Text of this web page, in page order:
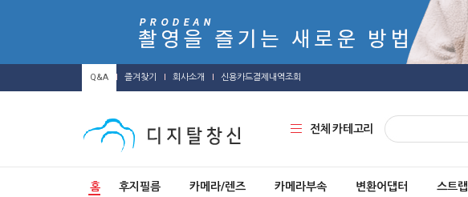
Q&A 즐겨찾기 회사소개 신용카드결제내역조회
전체 카테고리
홈 후지필름 카메라/렌즈 카메라부속 변환어댑터 스트랩